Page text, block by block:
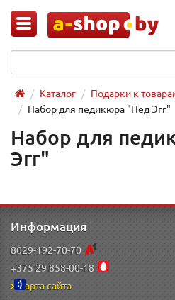
Каталог Подарки к
Набор для педикюра "Пед Эгг"
Набор для
Эгг"
Информация
8029-192-70-70
+375 29 858-00-18
Карта сайта